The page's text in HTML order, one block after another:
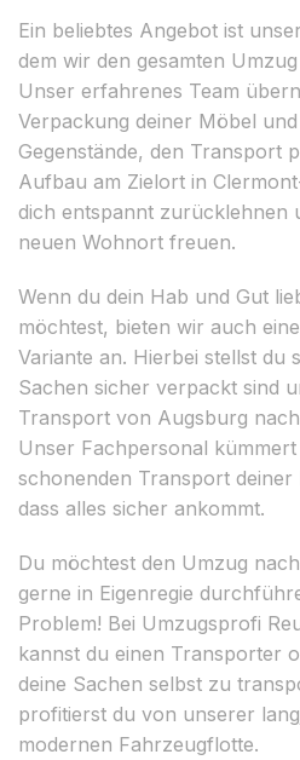
Ein beliebtes Angebot ist
dem wir den gesamten
Unser erfahrenes Team
Verpackung deiner Möbel
Gegenstände, den Transport
Aufbau am Zielort in
dich entspannt zurücklehnen
neuen Wohnort freuen.
Wenn du dein Hab und Gut
möchtest, bieten wir auch
Variante an. Hierbei stellst du
Sachen sicher verpackt sind
Transport von Augsburg
Unser Fachpersonal
schonenden Transport
dass alles sicher ankommt.
Du möchtest den Umzug
gerne in Eigenregie
Problem! Bei Umzugsprofi
kannst du einen Transporter
deine Sachen selbst zu
profitierst du von unserer
modernen Fahrzeugflotte.